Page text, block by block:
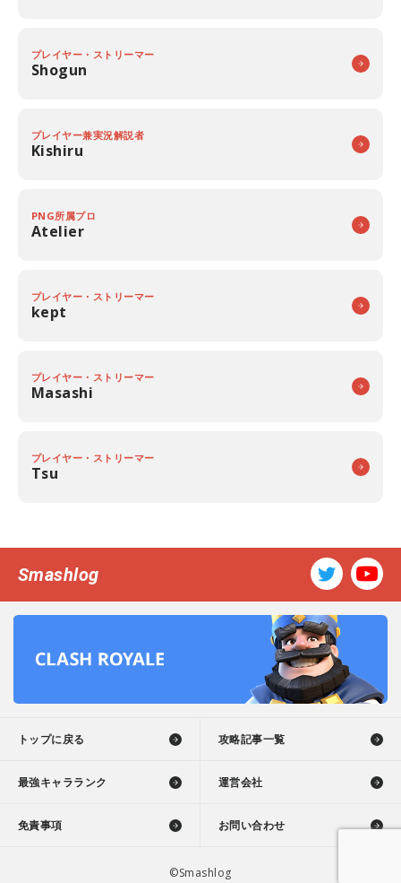
プレイヤー・ストリーマー
Shogun
プレイヤー兼実況解説者
Kishiru
PNG所属プロ
Atelier
プレイヤー・ストリーマー
kept
プレイヤー・ストリーマー
Masashi
プレイヤー・ストリーマー
Tsu
Smashlog
トップに戻る 攻略記事一覧
最強キャラランク 運営会社
免責事項 お問い合わせ
©Smashlog